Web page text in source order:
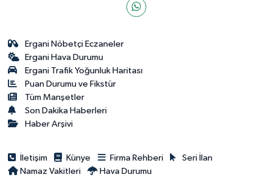
Ergani Nöbetçi Eczaneler
Ergani Hava Durumu
Ergani Trafik Yoğunluk Haritası
Puan Durumu ve Fikstür
Tüm Manşetler
Son Dakika Haberleri
Haber Arşivi
İletişim Künye Firma Rehberi
Seri İlan
Namaz Vakitleri
Hava Durumu